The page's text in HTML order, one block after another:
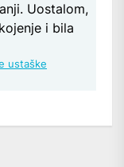
Uostalom,
i bila
ustaške